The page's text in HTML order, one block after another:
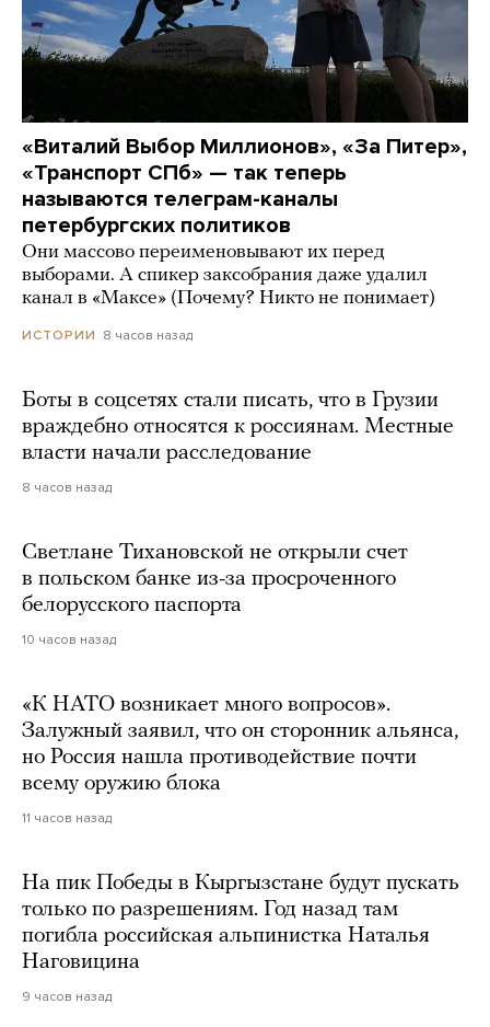
«Виталий Выбор Миллионов», «За Питер»,
«Транспорт СПб» — так теперь
называются телеграм-каналы
петербургских политиков
Они массово переименовывают их перед
выборами. А спикер заксобрания даже удалил
канал в «Максе» (Почему? Никто не понимает)
ИСТОРИИ 8 часов назад
Боты в соцсетях стали писать, что в Грузии
враждебно относятся к россиянам. Местные
власти начали расследование
8 часов назад
Светлане Тихановской не открыли счет
в польском банке из-за просроченного
белорусского паспорта
10 часов назад
«К НАТО возникает много вопросов».
Залужный заявил, что он сторонник альянса,
но Россия нашла противодействие почти
всему оружию блока
11 часов назад
На пик Победы в Кыргызстане будут пускать
только по разрешениям. Год назад там
погибла российская альпинистка Наталья
Наговицина
9 часов назад